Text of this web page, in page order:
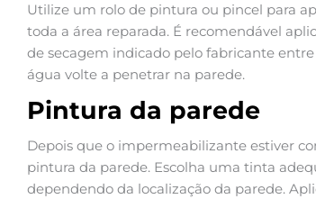
Utilize um rolo de pintura ou pincel para
toda a área reparada. É recomendável
de secagem indicado pelo fabricante
água volte a penetrar na parede.
Pintura da parede
Depois que o impermeabilizante estiver
pintura da parede. Escolha uma tinta
dependendo da localização da parede.